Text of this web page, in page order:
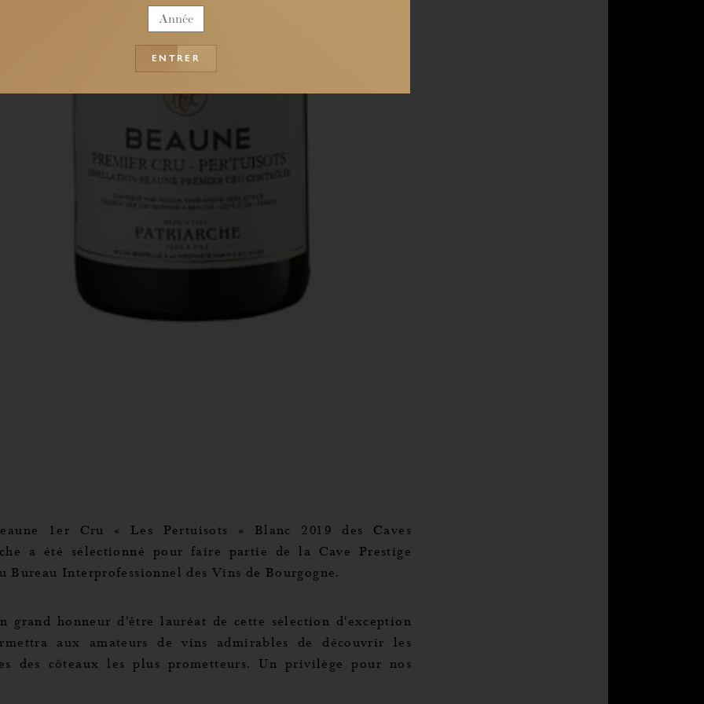
a été sélectionné pour faire partie de la Cave Prestige
Bureau Interprofessionnel des Vins de Bourgogne.
grand honneur d'être lauréat de cette sélection d'exception
des côteaux les plus prometteurs. Un privilège pour nos
ENTRER